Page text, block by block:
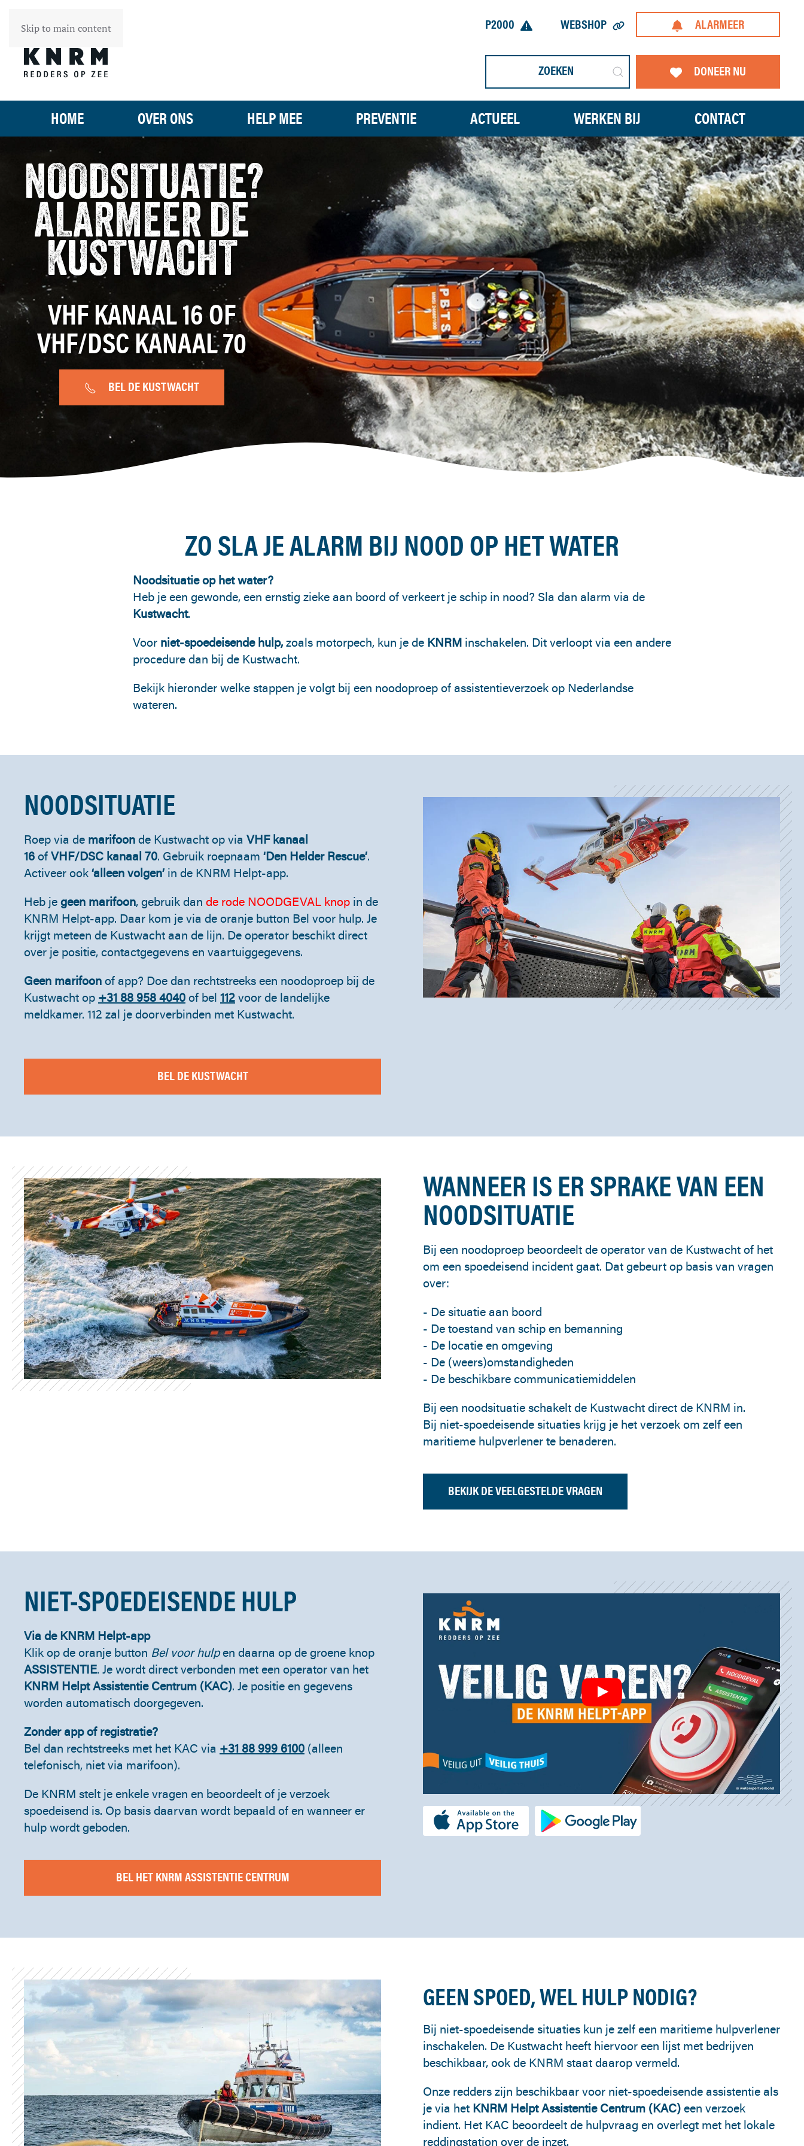
Skip to main content P2000 WEBSHOP ALARMEER
DONEER NU
HOME OVER ONS HELP MEE PREVENTIE ACTUEEL WERKEN BIJ CONTACT
NOODSITUATIE?
ALARMEER DE
KUSTWACHT
VHF KANAAL 16 OF
VHF/DSC KANAAL 70
BEL DE KUSTWACHT
ZO SLA JE ALARM BIJ NOOD OP HET WATER
Noodsituatie op het water?
Heb je een gewonde, een ernstig zieke aan boord of verkeert je schip in nood? Sla dan alarm via de
Kustwacht.
Voor niet-spoedeisende hulp,zoals motorpech, kun je de KNRM inschakelen. Dit verloopt via een andere
procedure dan bij de Kustwacht.
Bekijk hieronder welke stappen je volgt bij een noodoproep of assistentieverzoek op Nederlandse
wateren.
NOODSITUATIE
Roep via de marifoonde Kustwacht op via VHF kanaal
16ofVHF/DSC kanaal 70. Gebruik roepnaam ‘Den Helder Rescue’.
Activeer ook‘alleen volgen’ in de KNRM Helpt-app.
Heb jegeen marifoon, gebruik dan de rode NOODGEVAL knop in de
KNRM Helpt-app. Daar kom je via de oranje button Bel voor hulp. Je
krijgt meteen de Kustwacht aan de lijn. De operator beschikt direct
over je positie, contactgegevens en vaartuiggegevens.
Geen marifoonof app? Doe dan rechtstreeks een noodoproep bij de
Kustwacht op +31 88 958 4040of bel 112voor de landelijke
meldkamer. 112 zal je doorverbinden met Kustwacht.
BEL DE KUSTWACHT
WANNEER IS ER SPRAKE VAN EEN
NOODSITUATIE
Bij een noodoproep beoordeelt de operator van de Kustwacht of het
om een spoedeisend incident gaat. Dat gebeurt op basis van vragen
over:
- De situatie aan boord
- De toestand van schip en bemanning
- De locatie en omgeving
- De (weers)omstandigheden
- De beschikbare communicatiemiddelen
Bij een noodsituatie schakelt de Kustwacht direct de KNRM in.
Bij niet-spoedeisende situaties krijg je het verzoek om zelf een
maritieme hulpverlener te benaderen.
BEKIJK DE VEELGESTELDE VRAGEN
NIET-SPOEDEISENDE HULP
Via de KNRM Helpt-app
Klik op de oranje button Bel voor hulpen daarna op de groene knop
ASSISTENTIE. Je wordt direct verbonden met een operator van het
KNRM Helpt Assistentie Centrum (KAC). Je positie en gegevens
worden automatisch doorgegeven.
Zonder app of registratie?
Bel dan rechtstreeks met het KAC via +31 88 999 6100 (alleen
telefonisch, niet via marifoon).
De KNRM stelt je enkele vragen en beoordeelt of je verzoek
spoedeisend is. Op basis daarvan wordt bepaald of en wanneer er
hulp wordt geboden.
BEL HET KNRM ASSISTENTIE CENTRUM
GEEN SPOED, WEL HULP NODIG?
Bij niet-spoedeisende situaties kun je zelf een maritieme hulpverlener
inschakelen. De Kustwacht heeft hiervoor een lijst met bedrijven
beschikbaar, ook de KNRM staat daarop vermeld.
Onze redders zijn beschikbaar voor niet-spoedeisende assistentie als
je via het KNRM Helpt Assistentie Centrum (KAC)een verzoek
indient. Het KAC beoordeelt de hulpvraag en overlegt met het lokale
reddingstation over de inzet.